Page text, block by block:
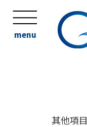
menu
其他項目